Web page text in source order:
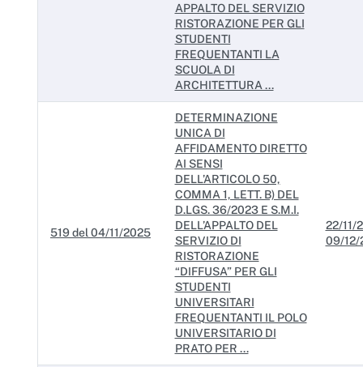
APPALTO DEL SERVIZIO
RISTORAZIONE PER GLI
STUDENTI
FREQUENTANTI LA
SCUOLA DI
ARCHITETTURA ...
519 del 04/11/2025
DETERMINAZIONE
UNICA DI
AFFIDAMENTO DIRETTO
AI SENSI
DELL’ARTICOLO 50,
COMMA 1, LETT. B) DEL
D.LGS. 36/2023 E S.M.I.
DELL’APPALTO DEL
SERVIZIO DI
RISTORAZIONE
“DIFFUSA” PER GLI
STUDENTI
UNIVERSITARI
FREQUENTANTI IL POLO
UNIVERSITARIO DI
PRATO PER ...
22/11/
09/12/